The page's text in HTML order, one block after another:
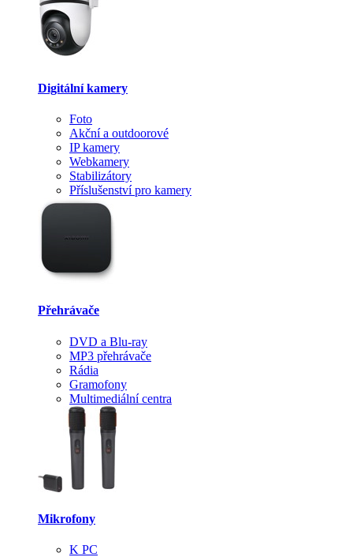
Digitální kamery
Foto
Akční a outdoorové
IP kamery
Webkamery
Stabilizátory
Příslušenství pro kamery
Přehrávače
DVD a Blu-ray
MP3 přehrávače
Rádia
Gramofony
Multimediální centra
Mikrofony
K PC